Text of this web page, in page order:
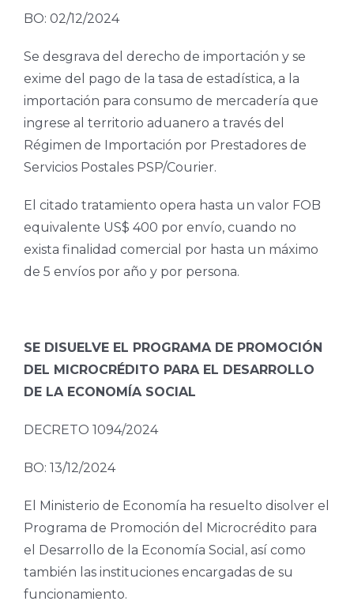
BO: 02/12/2024
Se desgrava del derecho de importación y se
exime del pago de la tasa de estadística, a la
importación para consumo de mercadería que
ingrese al territorio aduanero a través del
Régimen de Importación por Prestadores de
Servicios Postales PSP/Courier.
El citado tratamiento opera hasta un valor FOB
equivalente US$ 400 por envío, cuando no
exista finalidad comercial por hasta un máximo
de 5 envíos por año y por persona.
SE DISUELVE EL PROGRAMA DE PROMOCIÓN
DEL MICROCRÉDITO PARA EL DESARROLLO
DE LA ECONOMÍA SOCIAL
DECRETO 1094/2024
BO: 13/12/2024
El Ministerio de Economía ha resuelto disolver el
Programa de Promoción del Microcrédito para
el Desarrollo de la Economía Social, así como
también las instituciones encargadas de su
funcionamiento.